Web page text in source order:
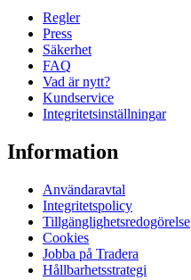
Regler
Press
Säkerhet
FAQ
Vad är nytt?
Kundservice
Integritetsinställningar
Information
Användaravtal
Integritetspolicy
Tillgänglighetsredogörelse
Cookies
Jobba på Tradera
Hållbarhetsstrategi